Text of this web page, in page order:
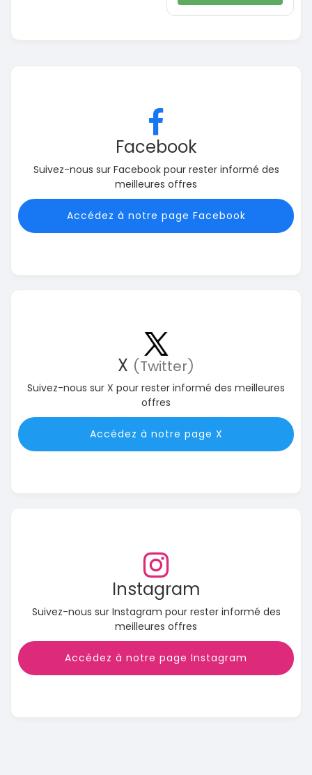
Facebook
Suivez-nous sur Facebook pour rester informé des
meilleures offres
Accédez à notre page Facebook
X (Twitter)
Suivez-nous sur X pour rester informé des meilleures
offres
Accédez à notre page X
Instagram
Suivez-nous sur Instagram pour rester informé des
meilleures offres
Accédez à notre page Instagram